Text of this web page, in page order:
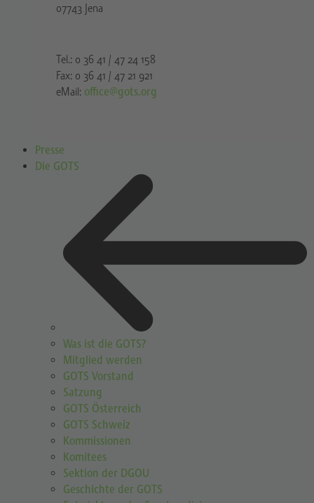
07743 Jena
Tel.: 0 36 41 / 47 24 158
Fax: 0 36 41 / 47 21 921
eMail: office@gots.org
Presse
Die GOTS
Was ist die GOTS?
Mitglied werden
GOTS Vorstand
Satzung
GOTS Österreich
GOTS Schweiz
Kommissionen
Komitees
Sektion der DGOU
Geschichte der GOTS